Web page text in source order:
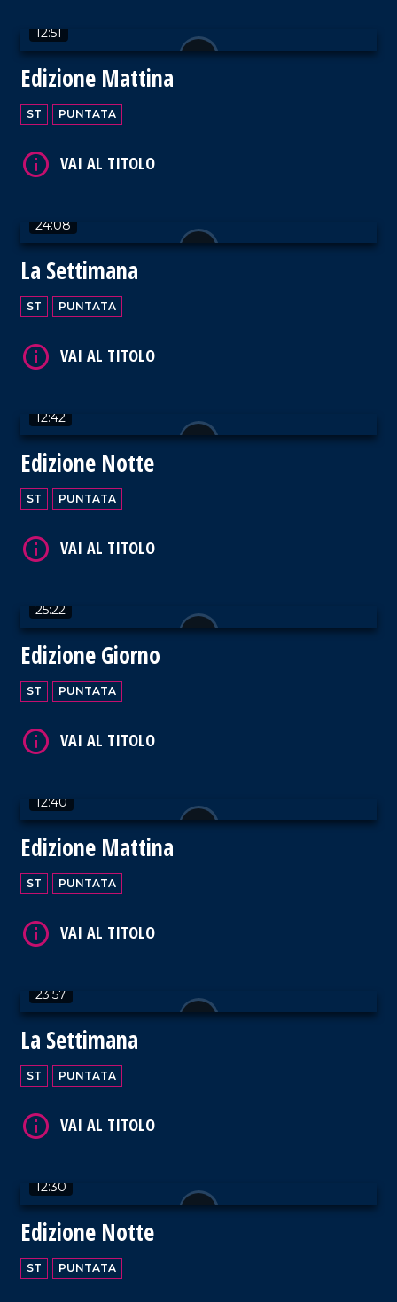
12:51
Edizione Mattina
ST PUNTATA
24:08
La Settimana
ST PUNTATA
12:42
Edizione Notte
ST PUNTATA
25:22
Edizione Giorno
ST PUNTATA
12:40
Edizione Mattina
ST PUNTATA
23:57
La Settimana
ST PUNTATA
12:30
Edizione Notte
ST PUNTATA
VAI AL TITOLO
VAI AL TITOLO
VAI AL TITOLO
VAI AL TITOLO